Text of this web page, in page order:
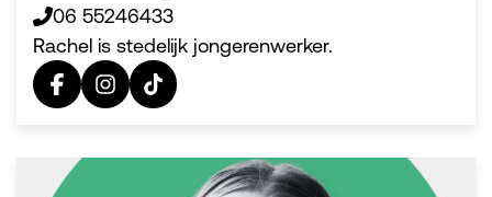
06 55246433
Rachel is stedelijk jongerenwerker.